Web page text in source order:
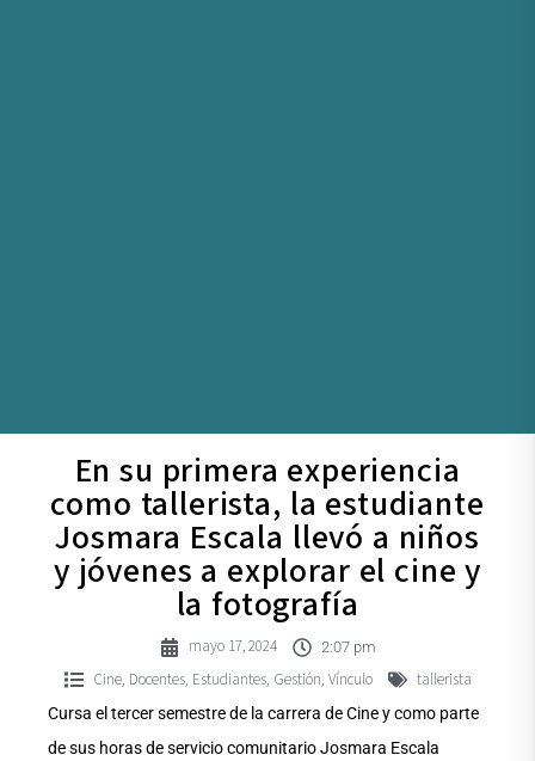
En su primera experiencia
como tallerista, la estudiante
Josmara Escala llevó a niños
y jóvenes a explorar el cine y
la fotografía
mayo 17, 2024 2:07 pm
Cine, Docentes, Estudiantes, Gestión, Vínculo tallerista
Cursa el tercer semestre de la carrera de Cine y como parte
de sus horas de servicio comunitario Josmara Escala